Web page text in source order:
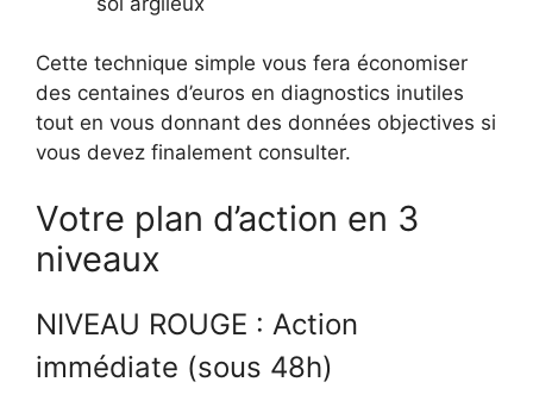
Cette technique simple vous fera économiser
des centaines d’euros en diagnostics inutiles
tout en vous donnant des données objectives si
vous devez finalement consulter.
Votre plan d’action en 3
niveaux
NIVEAU ROUGE : Action
immédiate (sous 48h)